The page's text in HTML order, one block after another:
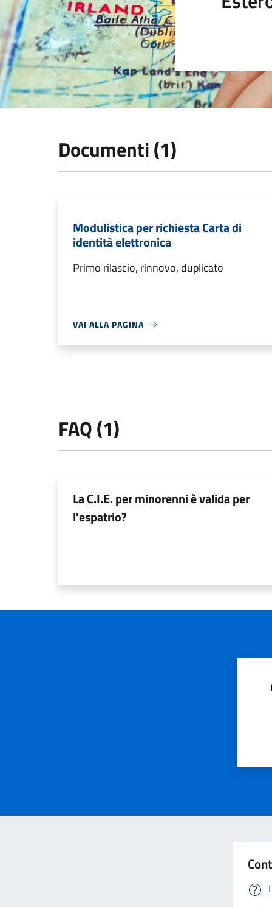
Documenti (1)
Modulistica per richiesta Carta di
identità elettronica
Primo rilascio, rinnovo, duplicato
VAI ALLA PAGINA
FAQ (1)
La C.I.E. per minorenni è valida per
l'espatrio?